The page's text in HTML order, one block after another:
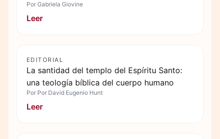
Por Gabriela Giovine
Leer
EDITORIAL
La santidad del templo del Espíritu Santo:
una teología bíblica del cuerpo humano
Por Por David Eugenio Hunt
Leer